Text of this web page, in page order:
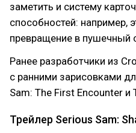
заметить и систему
способностей: например,
превращение в пушечный
Ранее разработчики из
с ранними зарисовками
Sam: The First Encounter и
Трейлер Serious Sam: